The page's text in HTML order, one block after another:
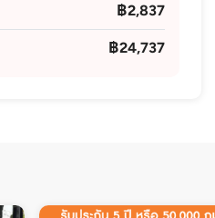
฿2,837
฿24,737